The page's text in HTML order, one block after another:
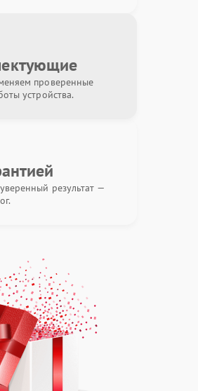
проверенные
устройства.
результат —